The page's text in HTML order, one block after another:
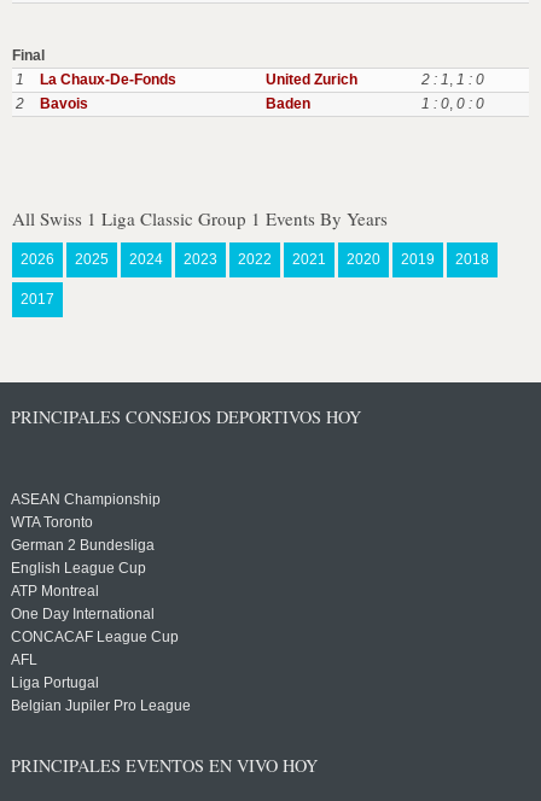
Final
1
La Chaux-De-Fonds United Zurich 2 : 1, 1 : 0
2
Bavois Baden 1 : 0, 0 : 0
All Swiss 1 Liga Classic Group 1 Events By Years
2026 2025 2024 2023 2022 2021 2020 2019 2018
2017
PRINCIPALES CONSEJOS DEPORTIVOS HOY
ASEAN Championship
WTA Toronto
German 2 Bundesliga
English League Cup
ATP Montreal
One Day International
CONCACAF League Cup
AFL
Liga Portugal
Belgian Jupiler Pro League
PRINCIPALES EVENTOS EN VIVO HOY